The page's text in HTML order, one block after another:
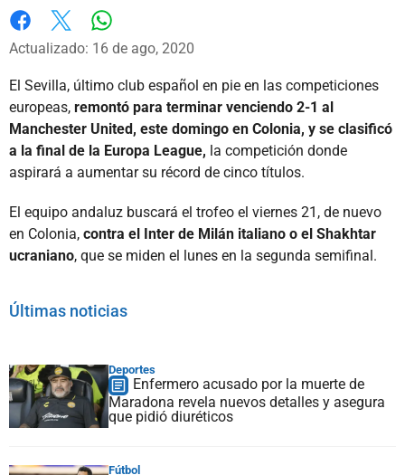
Facebook
X
Actualizado: 16 de ago, 2020
El Sevilla, último club español en pie en las competiciones
europeas, remontó para terminar venciendo 2-1 al
Manchester United, este domingo en Colonia, y se clasificó
a la final de la Europa League, la competición donde
aspirará a aumentar su récord de cinco títulos.
El equipo andaluz buscará el trofeo el viernes 21, de nuevo
en Colonia, contra el Inter de Milán italiano o el Shakhtar
ucraniano, que se miden el lunes en la segunda semifinal.
Últimas noticias
Deportes
Enfermero acusado por la muerte de
Maradona revela nuevos detalles y asegura
que pidió diuréticos
Fútbol